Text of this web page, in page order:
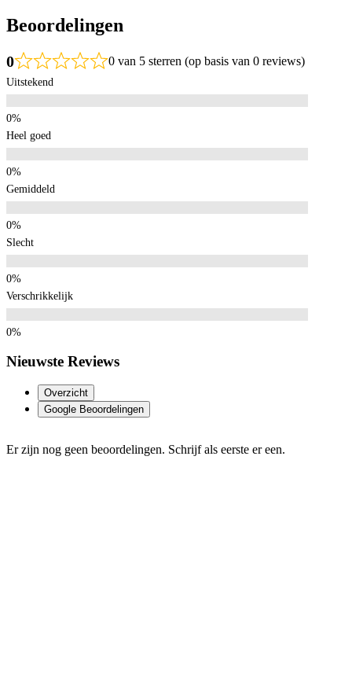
Beoordelingen
0 0 van 5 sterren (op basis van 0 reviews)
Uitstekend
Heel goed
Gemiddeld
Slecht
Verschrikkelijk
Nieuwste Reviews
Overzicht
Google Beoordelingen
Er zijn nog geen beoordelingen. Schrijf als eerste er een.